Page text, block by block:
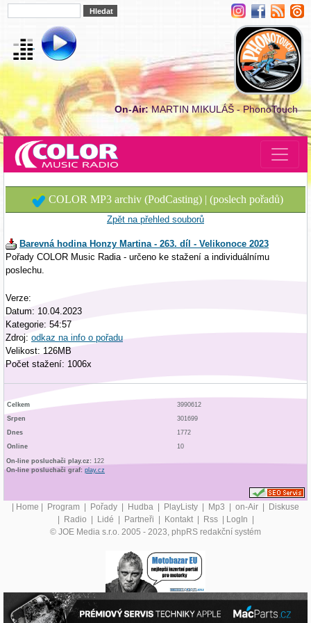
On-Air:MARTIN MIKULÁŠ - PhonoTouch
COLOR MP3 archiv (PodCasting) | (poslech pořadů)
Zpět na přehled souborů
Barevná hodina Honzy Martina - 263. díl - Velikonoce 2023
Pořady COLOR Music Radia - určeno ke stažení a individuálnímu
poslechu.
Verze:
Datum: 10.04.2023
Kategorie: 54:57
Zdroj: odkaz na info o pořadu
Velikost: 126MB
Počet stažení: 1006x
Celkem
3990612
Srpen
301699
Dnes
1772
Online
10
On-line posluchači play.cz: 122
On-line posluchači graf: play.cz
| Home | Program | Pořady | Hudba | PlayListy | Mp3 | on-Air | Diskuse
| Radio | Lidé | Partneři | Kontakt | Rss | LogIn |
© JOE Media s.r.o. 2005 - 2023, phpRS redakční systém